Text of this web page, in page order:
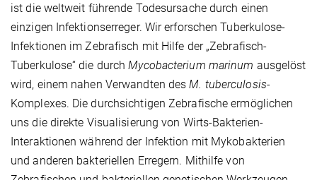
ist die weltweit führende Todesursache durch einen
einzigen Infektionserreger. Wir erforschen Tuberkulose-
Infektionen im Zebrafisch mit Hilfe der „Zebrafisch-
Tuberkulose“ die durchMycobacterium marinum ausgelöst
wird, einem nahen Verwandten desM. tuberculosis-
Komplexes. Die durchsichtigen Zebrafische ermöglichen
uns die direkte Visualisierung von Wirts-Bakterien-
Interaktionen während der Infektion mit Mykobakterien
und anderen bakteriellen Erregern. Mithilfe von